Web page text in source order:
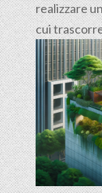
realizzare
cui